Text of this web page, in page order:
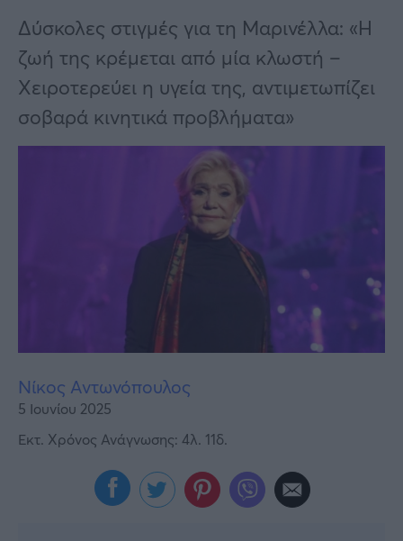
Επιδοτήσεις
ΕΣΠΑ
Κόσμος
Lifestyle
Αθλητικά
Υγεία
Δύσκολες στιγμές για τη Μαρινέλλα: «Η
ζωή της κρέμεται από μία κλωστή –
Χειροτερεύει η υγεία της, αντιμετωπίζει
σοβαρά κινητικά προβλήματα»
Νίκος Αντωνόπουλος
5 Ιουνίου 2025
Εκτ. Χρόνος Ανάγνωσης: 4λ. 11δ.